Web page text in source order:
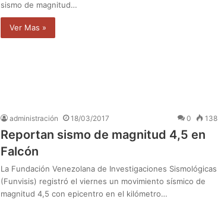
sismo de magnitud…
Ver Mas »
administración 18/03/2017 0 138
Reportan sismo de magnitud 4,5 en
Falcón
La Fundación Venezolana de Investigaciones Sismológicas
(Funvisis) registró el viernes un movimiento sísmico de
magnitud 4,5 con epicentro en el kilómetro…